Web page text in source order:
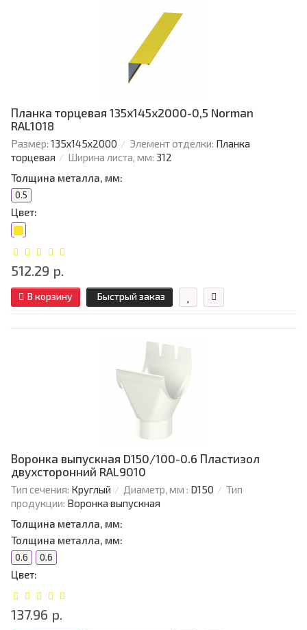
Планка торцевая 135х145х2000-0,5 Norman
RAL1018
Размер: 135х145х2000 Элемент отделки: Планка
торцевая
Ширина листа, мм: 312
Толщина металла, мм:
0.5
Цвет:
512.29 р.
В корзину Быстрый заказ
Воронка выпускная D150/100-0.6 Пластизол
двухсторонний RAL9010
Тип сечения: Круглый Диаметр, мм : D150
Тип
продукции: Воронка выпускная
Толщина металла, мм:
Толщина металла, мм:
0.6 0.6
Цвет:
137.96 р.